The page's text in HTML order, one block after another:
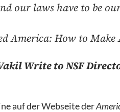
our laws have to be
America: How to Make
Write to NSF
auf der Webseite der